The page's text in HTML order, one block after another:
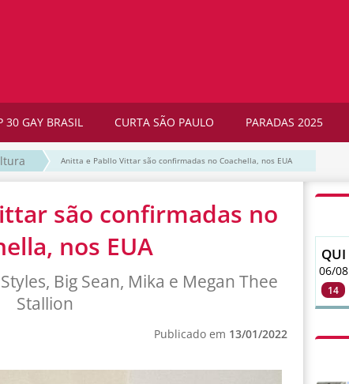
30 GAY BRASIL CURTA SÃO PAULO PARADAS 2025
Anitta e Pabllo Vittar são confirmadas no Coachella, nos EUA
são confirmadas no
nos EUA
Big Sean, Mika e Megan Thee
Stallion
Publicado em 13/01/2022
QUI
06/08
14